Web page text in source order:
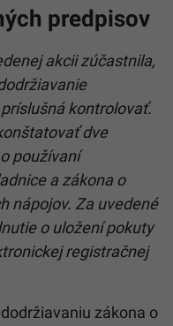
predpisov
akcii zúčastnila,
kontrolovať.
dve
používaní
a zákona o
nápojov. Za uvedené
o uložení pokuty
registračnej
zákona o